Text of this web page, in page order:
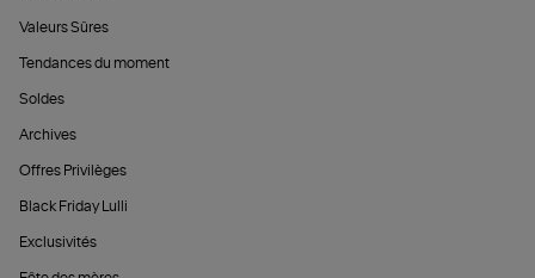
Valeurs Sûres
Tendances du moment
Soldes
Archives
Offres Privilèges
Black Friday Lulli
Exclusivités